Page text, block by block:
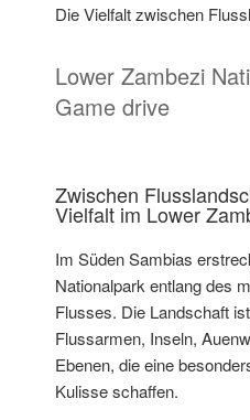
Die Vielfalt zwischen
Lower Zambezi
Game drive
Zwischen
Vielfalt im Lower
Im Süden Sambias
Nationalpark entlang des
Flusses. Die Landschaft
Flussarmen, Inseln,
Ebenen, die eine
Kulisse schaffen.